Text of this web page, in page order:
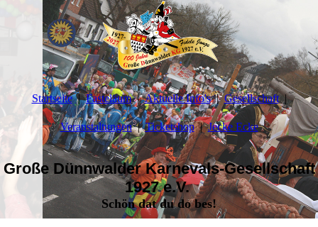
Startseite Fasteläum Aktuelle Info's Gesellschaft
Veranstaltungen Ticketshop Jecke Ecke
Große Dünnwalder Karnevals-Gesellschaft
1927 e.V.
Schön dat du do bes!